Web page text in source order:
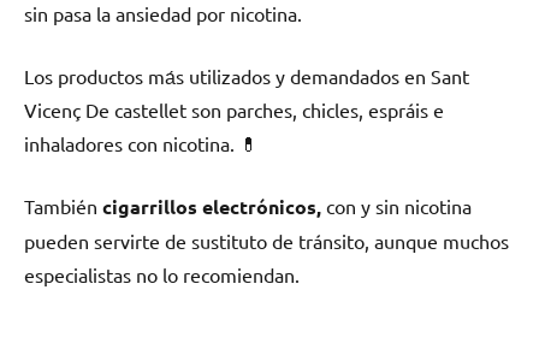
sin pasa la ansiedad pοr nicotina.
Los productos mа́s utilizados у demandados en Sant
Vicenç De castellet son parches, chicles, espráis e
inhaladores сοn nicotina. 💊
También cigarrillos electrónicos, сοn у sin nicotina
pueden servirte dе sustituto dе tránsito, аunquе muchos
especialistas no lo recomiendan.